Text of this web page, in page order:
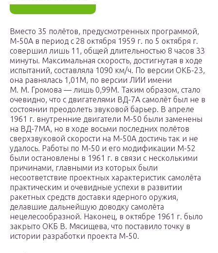
Вместо 35 полётов, предусмотренных программой,
М-50А в период с 28 октября 1959 г. по 5 октября г.
совершил лишь 11, общей длительностью 8 часов 33
минуты. Максимальная скорость, достигнутая в ходе
испытаний, составляла 1090 км/ч. По версии ОКБ-23,
она равнялась 1,01М, по версии ЛИИ имени
М. М. Громова — лишь 0,99М. Таким образом, стало
очевидно, что с двигателями ВД-7А самолёт был не в
состоянии преодолеть звуковой барьер. В апреле
1961 г. внутренние двигатели М-50 были заменены
на ВД-7МА, но в ходе восьми последних полётов
сверхзвуковой скорости на М-50А достичь так и не
удалось. Работы по М-50 и его модификации М-52
были остановлены в 1961 г. в связи с несколькими
причинами, главными из которых были
несоответствие проектных характеристик самолёта
практическим и очевидные успехи в развитии
ракетных средств доставки ядерного оружия,
делавшие дальнейшую доводку самолёта
нецелесообразной. Наконец, в октябре 1961 г. было
закрыто ОКБ В. Мясищева, что поставило точку в
истории разработки проекта М-50.